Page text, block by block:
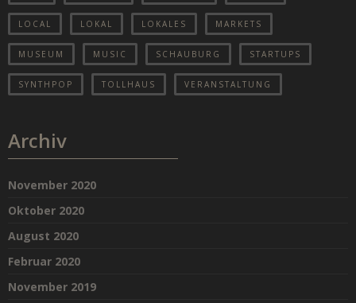
LOCAL LOKAL LOKALES MARKETS
MUSEUM MUSIC SCHAUBURG STARTUPS
SYNTHPOP TOLLHAUS VERANSTALTUNG
Archiv
November 2020
Oktober 2020
August 2020
Februar 2020
November 2019